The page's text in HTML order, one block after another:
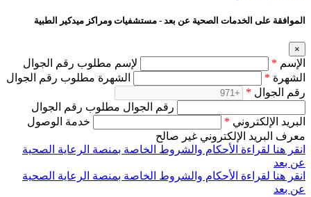
الموافقة على الخدمات الصحية عن بعد - مستشفيات ومراكز ميدكير الطبية
×
الإسم *
لإسم مطلوب رقم الجوال
الشهرة *
الشهرة مطلوب رقم الجوال
رقم الجوال *
رقم الجوال مطلوب رقم الجوال
البريد الإلكتروني *
خدمة الوصول
معرف البريد الإلكتروني غير صالح
انقر هنا لقراءة الأحكام والشروط الخاصة بمنصة الرعاية الصحية
عن بعد
انقر هنا لقراءة الأحكام والشروط الخاصة بمنصة الرعاية الصحية
عن بعد